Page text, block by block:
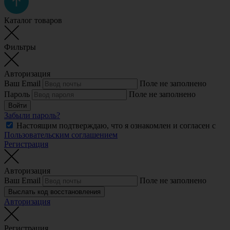
Каталог товаров
Фильтры
Авторизация
Ваш Email
Поле не заполнено
Пароль
Поле не заполнено
Войти
Забыли пароль?
Настоящим подтверждаю, что я ознакомлен и согласен с
Пользовательским соглашением
Регистрация
Авторизация
Ваш Email
Поле не заполнено
Выслать код восстановления
Авторизация
Регистрация